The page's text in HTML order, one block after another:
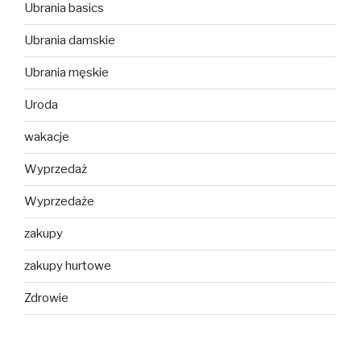
Ubrania basics
Ubrania damskie
Ubrania męskie
Uroda
wakacje
Wyprzedaż
Wyprzedaże
zakupy
zakupy hurtowe
Zdrowie